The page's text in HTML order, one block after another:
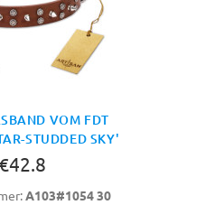
VOM FDT
STUDDED SKY'
€42.8
A103#1054 30